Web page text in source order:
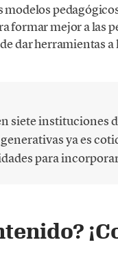
modelos
formar mejor a las
dar herramientas
siete instituciones
ya es
para